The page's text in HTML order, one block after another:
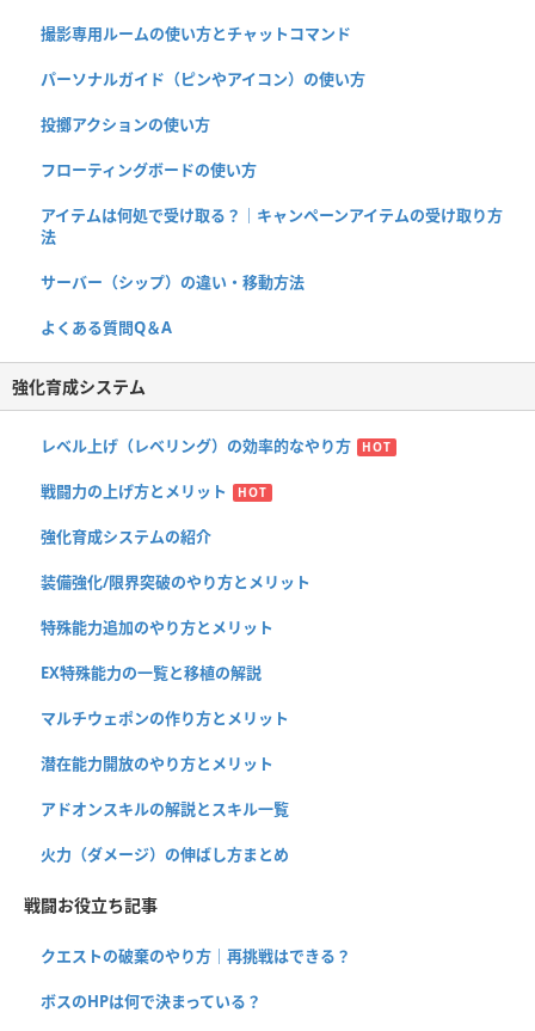
撮影専用ルームの使い方とチャットコマンド
パーソナルガイド（ピンやアイコン）の使い方
投擲アクションの使い方
フローティングボードの使い方
アイテムは何処で受け取る？｜キャンペーンアイテムの受け取り方
法
サーバー（シップ）の違い・移動方法
よくある質問Q＆A
強化育成システム
レベル上げ（レベリング）の効率的なやり方 HOT
戦闘力の上げ方とメリット HOT
強化育成システムの紹介
装備強化/限界突破のやり方とメリット
特殊能力追加のやり方とメリット
EX特殊能力の一覧と移植の解説
マルチウェポンの作り方とメリット
潜在能力開放のやり方とメリット
アドオンスキルの解説とスキル一覧
火力（ダメージ）の伸ばし方まとめ
戦闘お役立ち記事
クエストの破棄のやり方｜再挑戦はできる？
ボスのHPは何で決まっている？